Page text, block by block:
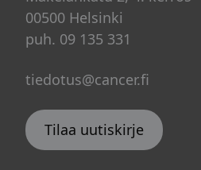
00500 Helsinki
puh. 09 135 331
tiedotus@cancer.fi
Tilaa uutiskirje